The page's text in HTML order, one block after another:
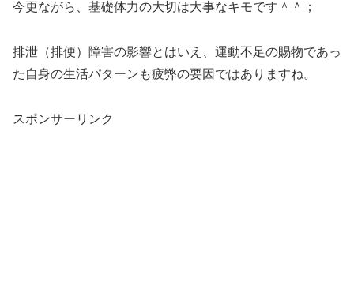
今更ながら、基礎体力の大切は大事なキモです＾＾；
排泄（排便）障害の影響とはいえ、運動不足の賜物であっ
た自身の生活パターンも疲弊の要因ではありますね。
スポンサーリンク